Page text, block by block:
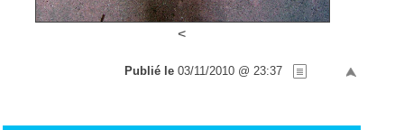
<
Publié le 03/11/2010 @ 23:37